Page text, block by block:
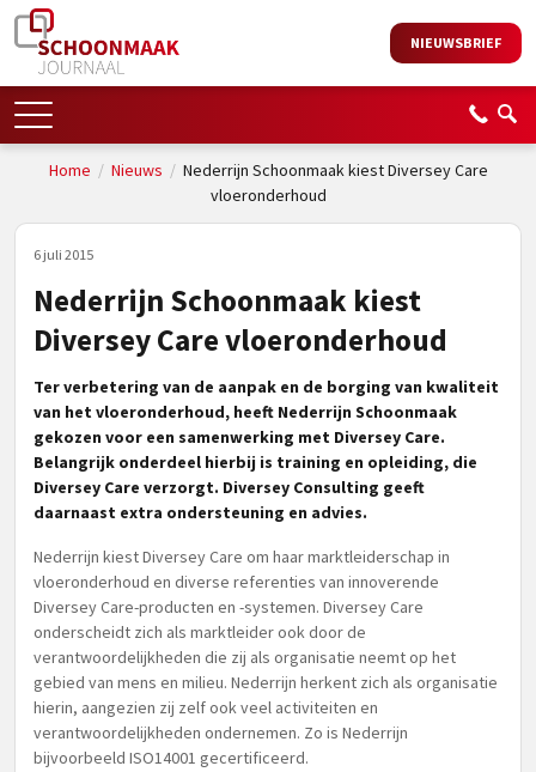
NIEUWSBRIEF
Home / Nieuws / Nederrijn Schoonmaak kiest Diversey Care
vloeronderhoud
6 juli 2015
Nederrijn Schoonmaak kiest
Diversey Care vloeronderhoud
Ter verbetering van de aanpak en de borging van kwaliteit
van het vloeronderhoud, heeft Nederrijn Schoonmaak
gekozen voor een samenwerking met Diversey Care.
Belangrijk onderdeel hierbij is training en opleiding, die
Diversey Care verzorgt. Diversey Consulting geeft
daarnaast extra ondersteuning en advies.
Nederrijn kiest Diversey Care om haar marktleiderschap in
vloeronderhoud en diverse referenties van innoverende
Diversey Care-producten en -systemen. Diversey Care
onderscheidt zich als marktleider ook door de
verantwoordelijkheden die zij als organisatie neemt op het
gebied van mens en milieu. Nederrijn herkent zich als organisatie
hierin, aangezien zij zelf ook veel activiteiten en
verantwoordelijkheden ondernemen. Zo is Nederrijn
bijvoorbeeld ISO14001 gecertificeerd.